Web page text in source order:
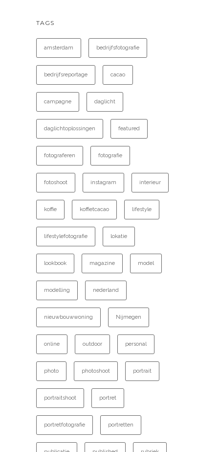
TAGS
amsterdam bedrijfsfotografie
bedrijfsreportage cacao
campagne daglicht
daglichtoplossingen featured
fotograferen fotografie
fotoshoot instagram interieur
koffie koffietcacao lifestyle
lifestylefotografie lokatie
lookbook magazine model
modelling nederland
nieuwbouwwoning Nijmegen
online outdoor personal
photo photoshoot portrait
portraitshoot portret
portretfotografie portretten